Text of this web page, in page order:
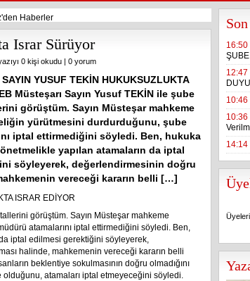
Haberler
Israr Sürüyor
0 kişi okudu | 0 yorum
YUSUF TEKİN HUKUKSUZLUKTA
Müsteşarı Sayın Yusuf TEKİN ile şube
görüştüm. Sayın Müsteşar mahkeme
yürütmesini durdurduğunu, şube
iptal ettirmediğini söyledi. Ben, hukuka
yapılan atamaların da iptal
söyleyerek, değerlendirmesinin doğru
vereceği kararın belli […]
ISRAR EDİYOR
görüştüm. Sayın Müsteşar mahkeme
atamalarını iptal ettirmediğini söyledi. Ben,
iptal edilmesi gerektiğini söyleyerek,
halinde, mahkemenin vereceği kararın belli
beklentiye sokulmasının doğru olmadığını
olduğunu, atamaları iptal etmeyeceğini söyledi.
16:50
12:47
10:46
10:36
14:14